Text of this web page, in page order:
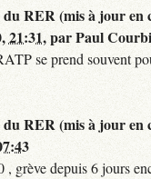
du RER (mis à jour en
21:31,parPaul
se prend souvent
du RER (mis à jour en
, grève depuis 6 jours